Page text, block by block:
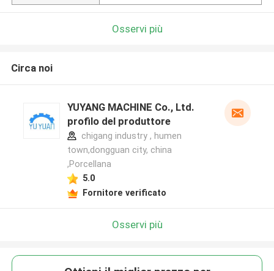
Osservi più
Circa noi
YUYANG MACHINE Co., Ltd.
profilo del produttore
chigang industry , humen
town,dongguan city, china
,Porcellana
5.0
Fornitore verificato
Osservi più